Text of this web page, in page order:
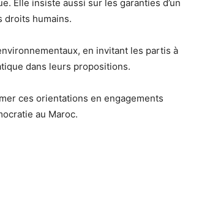
Elle insiste aussi sur les garanties d’un
droits humains.
en invitant les partis à
dans leurs propositions.
ces orientations en engagements
au Maroc.